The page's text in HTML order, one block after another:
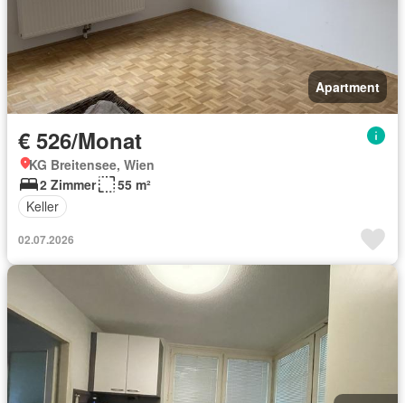
Apartment
€ 526/Monat
KG Breitensee, Wien
2 Zimmer
55 m²
Keller
02.07.2026